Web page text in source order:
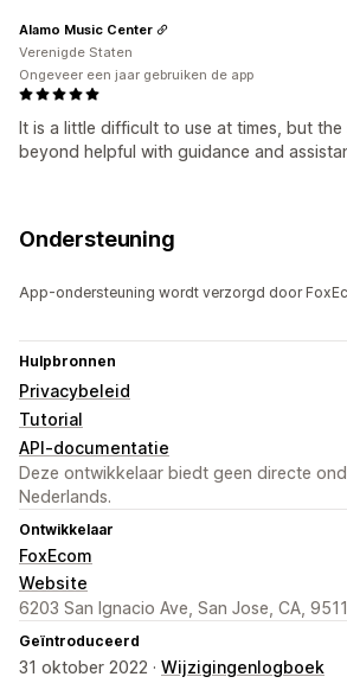
It is a little difficult to use at times, but
beyond helpful with guidance and
Alamo Music Center
Verenigde Staten
Ongeveer een jaar gebruiken de app
Ondersteuning
App-ondersteuning wordt verzorgd door
Hulpbronnen
Privacybeleid
Tutorial
API-documentatie
Deze ontwikkelaar biedt geen directe
Nederlands.
Ontwikkelaar
FoxEcom
Website
6203 San Ignacio Ave, San Jose, CA,
Geïntroduceerd
31 oktober 2022 · Wijzigingenlogboek